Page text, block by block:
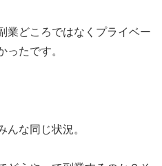
業どころではなくプライベー
ったです。
んな同じ状況。